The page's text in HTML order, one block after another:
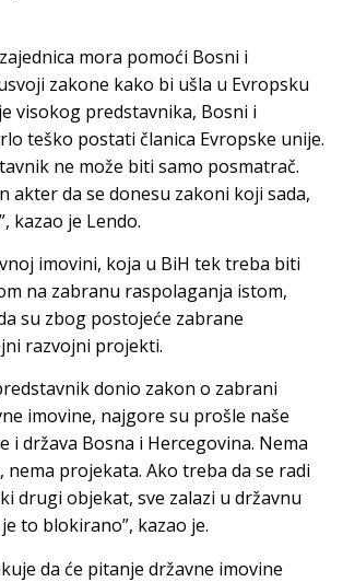
mora pomoći Bosni i
zakone kako bi ušla u Evropsku
visokog predstavnika, Bosni i
teško postati članica Evropske unije.
ne može biti samo posmatrač.
akter da se donesu zakoni koji sada,
kazao je Lendo.
imovini, koja u BiH tek treba biti
na zabranu raspolaganja istom,
su zbog postojeće zabrane
razvojni projekti.
donio zakon o zabrani
imovine, najgore su prošle naše
i država Bosna i Hercegovina. Nema
nema projekata. Ako treba da se radi
drugi objekat, sve zalazi u državnu
to blokirano”, kazao je.
da će pitanje državne imovine